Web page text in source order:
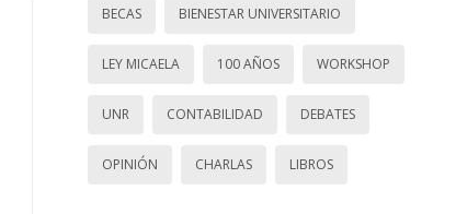
BECAS BIENESTAR UNIVERSITARIO
LEY MICAELA 100 AÑOS WORKSHOP
UNR CONTABILIDAD DEBATES
OPINIÓN CHARLAS LIBROS